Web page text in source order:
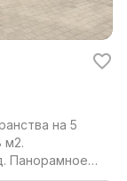
на 5
м2.
Панорамное